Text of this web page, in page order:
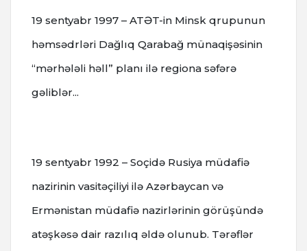
19 sentyabr 1997 – ATƏT-in Minsk qrupunun
həmsədrləri Dağlıq Qarabağ münaqişəsinin
“mərhələli həll” planı ilə regiona səfərə
gəliblər...
19 sentyabr 1992 – Soçidə Rusiya müdafiə
nazirinin vasitəçiliyi ilə Azərbaycan və
Ermənistan müdafiə nazirlərinin görüşündə
atəşkəsə dair razılıq əldə olunub. Tərəflər